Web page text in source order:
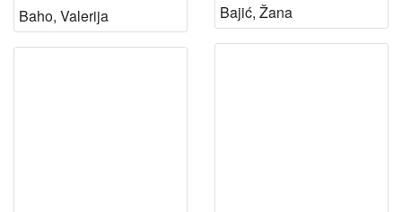
Baho, Valerija Bajić, Žana